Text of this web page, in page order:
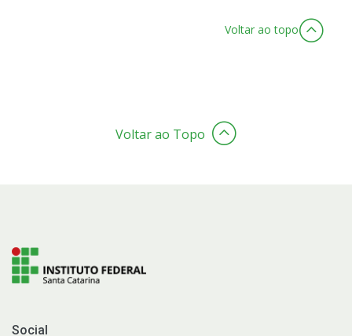
Voltar ao topo
Voltar ao Topo
Social